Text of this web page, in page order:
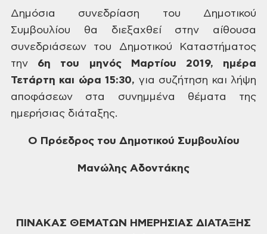
Δημόσια
συνεδρίαση του Δημοτικού
Συμβουλίου θα διεξαχθεί στην αίθουσα
συνεδριάσεων του Δημοτικού Καταστήματος
την 6η του μηνός Μαρτίου 2019, ημέρα
Τετάρτη και ώρα 15:30, για συζήτηση και λήψη
αποφάσεων στα
συνημμένα θέματα της
ημερήσιας διάταξης.
Ο Πρόεδρος του Δημοτικού Συμβουλίου
Μανώλης Αδοντάκης
ΠΙΝΑΚΑΣ ΘΕΜΑΤΩΝ ΗΜΕΡΗΣΙΑΣ ΔΙΑΤΑΞΗΣ